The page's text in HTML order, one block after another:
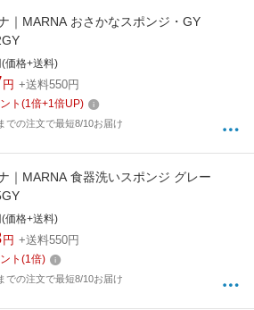
｜MARNA おさかなスポンジ・GY
価格+送料)
円 +送料550円
ト (1倍+1倍UP)
での注文で最短8/10お届け
｜MARNA 食器洗いスポンジ グレー
価格+送料)
円 +送料550円
ト (1倍)
での注文で最短8/10お届け